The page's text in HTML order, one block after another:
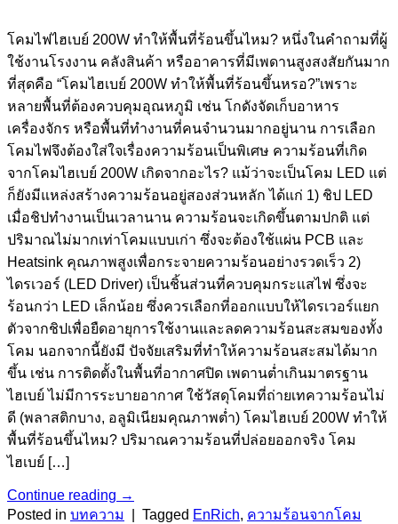
โคมไฟไฮเบย์ 200W ทำให้พื้นที่ร้อนขึ้นไหม? หนึ่งในคำถามที่ผู้
ใช้งานโรงงาน คลังสินค้า หรืออาคารที่มีเพดานสูงสงสัยกันมาก
ที่สุดคือ “โคมไฮเบย์ 200W ทำให้พื้นที่ร้อนขึ้นหรอ?”เพราะ
หลายพื้นที่ต้องควบคุมอุณหภูมิ เช่น โกดังจัดเก็บอาหาร
เครื่องจักร หรือพื้นที่ทำงานที่คนจำนวนมากอยู่นาน การเลือก
โคมไฟจึงต้องใส่ใจเรื่องความร้อนเป็นพิเศษ ความร้อนที่เกิด
จากโคมไฮเบย์ 200W เกิดจากอะไร? แม้ว่าจะเป็นโคม LED แต่
ก็ยังมีแหล่งสร้างความร้อนอยู่สองส่วนหลัก ได้แก่ 1) ชิป LED
เมื่อชิปทำงานเป็นเวลานาน ความร้อนจะเกิดขึ้นตามปกติ แต่
ปริมาณไม่มากเท่าโคมแบบเก่า ซึ่งจะต้องใช้แผ่น PCB และ
Heatsink คุณภาพสูงเพื่อกระจายความร้อนอย่างรวดเร็ว 2)
ไดรเวอร์ (LED Driver) เป็นชิ้นส่วนที่ควบคุมกระแสไฟ ซึ่งจะ
ร้อนกว่า LED เล็กน้อย ซึ่งควรเลือกที่ออกแบบให้ไดรเวอร์แยก
ตัวจากชิปเพื่อยืดอายุการใช้งานและลดความร้อนสะสมของทั้ง
โคม นอกจากนี้ยังมี ปัจจัยเสริมที่ทำให้ความร้อนสะสมได้มาก
ขึ้น เช่น การติดตั้งในพื้นที่อากาศปิด เพดานต่ำเกินมาตรฐาน
ไฮเบย์ ไม่มีการระบายอากาศ ใช้วัสดุโคมที่ถ่ายเทความร้อนไม่
ดี (พลาสติกบาง, อลูมิเนียมคุณภาพต่ำ) โคมไฮเบย์ 200W ทำให้
พื้นที่ร้อนขึ้นไหม? ปริมาณความร้อนที่ปล่อยออกจริง โคม
ไฮเบย์ […]
Continue reading →
Posted in บทความ Tagged EnRich, ความร้อนจากโคม